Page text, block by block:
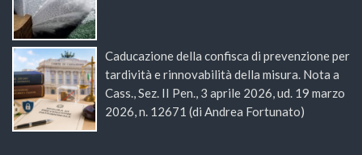
Caducazione della confisca di prevenzione per
tardività e rinnovabilità della misura. Nota a
Cass., Sez. II Pen., 3 aprile 2026, ud. 19 marzo
2026, n. 12671 (di Andrea Fortunato)